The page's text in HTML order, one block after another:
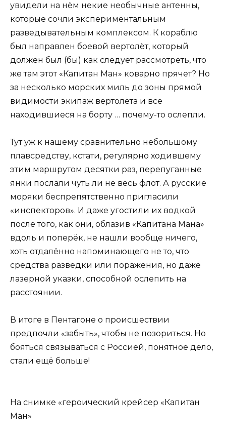
увидели на нём некие необычные антенны,
которые сочли экспериментальным
разведывательным комплексом. К кораблю
был направлен боевой вертолёт, который
должен был (бы) как следует рассмотреть, что
же там этот «Капитан Ман» коварно прячет? Но
за несколько морских миль до зоны прямой
видимости экипаж вертолёта и все
находившиеся на борту … почему-то ослепли.
Тут уж к нашему сравнительно небольшому
плавсредству, кстати, регулярно ходившему
этим маршрутом десятки раз, перепуганные
янки послали чуть ли не весь флот. А русские
моряки беспрепятственно пригласили
«инспекторов». И даже угостили их водкой
после того, как они, облазив «Капитана Мана»
вдоль и поперёк, не нашли вообще ничего,
хоть отдалённо напоминающего не то, что
средства разведки или поражения, но даже
лазерной указки, способной ослепить на
расстоянии.
В итоге в Пентагоне о происшествии
предпочли «забыть», чтобы не позориться. Но
бояться связываться с Россией, понятное дело,
стали ещё больше!
На снимке «героический крейсер «Капитан
Ман»